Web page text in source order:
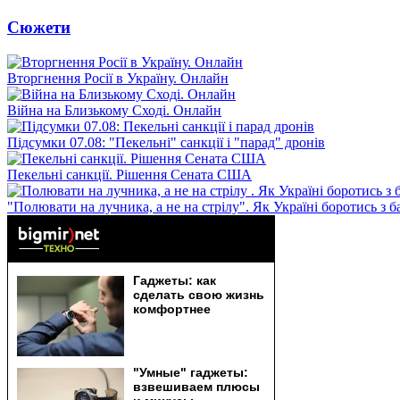
Сюжети
Вторгнення Росії в Україну. Онлайн
Війна на Близькому Сході. Онлайн
Підсумки 07.08: "Пекельні" санкції і "парад" дронів
Пекельні санкції. Рішення Сената США
"Полювати на лучника, а не на стрілу". Як Україні боротись з